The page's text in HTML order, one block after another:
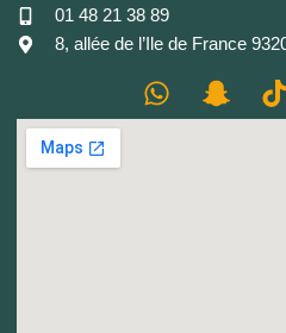
01 48 21 38 89
8, allée de l’Ile de France